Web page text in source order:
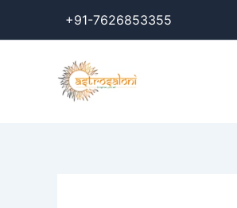
+91-7626853355